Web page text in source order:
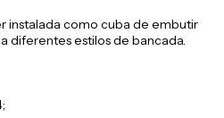
instalada como cuba de embutir
diferentes estilos de bancada.